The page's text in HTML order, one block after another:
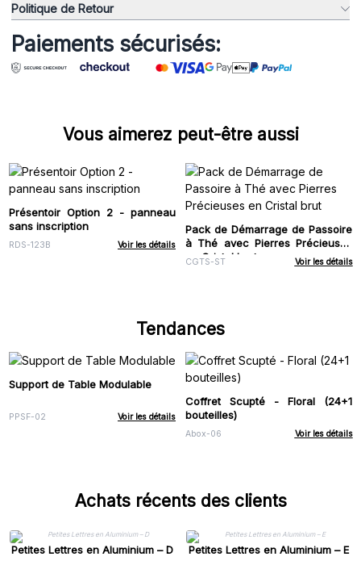
Politique de Retour
Paiements sécurisés:
Vous aimerez peut-être aussi
Présentoir Option 2 - panneau
sans inscription
RDS-123B Voir les détails
Pack de Démarrage de Passoire
à Thé avec Pierres Précieuses
en Cristal brut
CGTS-ST Voir les détails
Tendances
Support de Table Modulable
PPSF-02 Voir les détails
Coffret Scupté - Floral (24+1
bouteilles)
Abox-06 Voir les détails
Achats récents des clients
Petites Lettres en Aluminium – D Petites Lettres en Aluminium – E